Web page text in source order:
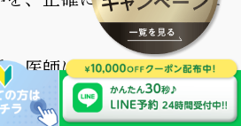
医師は、このチェックを
で、注入場所が間違って